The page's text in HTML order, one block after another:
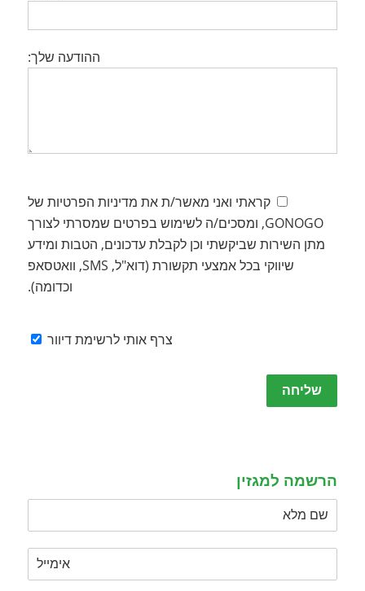
ההודעה שלך:
קראתי ואני מאשר/ת את מדיניות הפרטיות של
GONOGO, ומסכים/ה לשימוש בפרטים שמסרתי לצורך
מתן השירות שביקשתי וכן לקבלת עדכונים, הטבות ומידע
שיווקי בכל אמצעי תקשורת (דוא"ל, SMS, וואטסאפ
וכדומה).
צרף אותי לרשימת דיוור
Please
leave
הרשמה למגזין